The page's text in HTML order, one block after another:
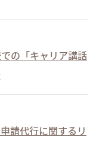
の「キャリア講話
請代行に関するリ